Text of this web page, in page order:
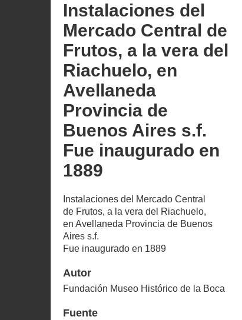
Instalaciones del
Mercado Central de
Frutos, a la vera del
Riachuelo, en
Avellaneda
Provincia de
Buenos Aires s.f.
Fue inaugurado en
1889
Instalaciones del Mercado Central
de Frutos, a la vera del Riachuelo,
en Avellaneda Provincia de Buenos
Aires s.f.
Fue inaugurado en 1889
Autor
Fundación Museo Histórico de la Boca
Fuente